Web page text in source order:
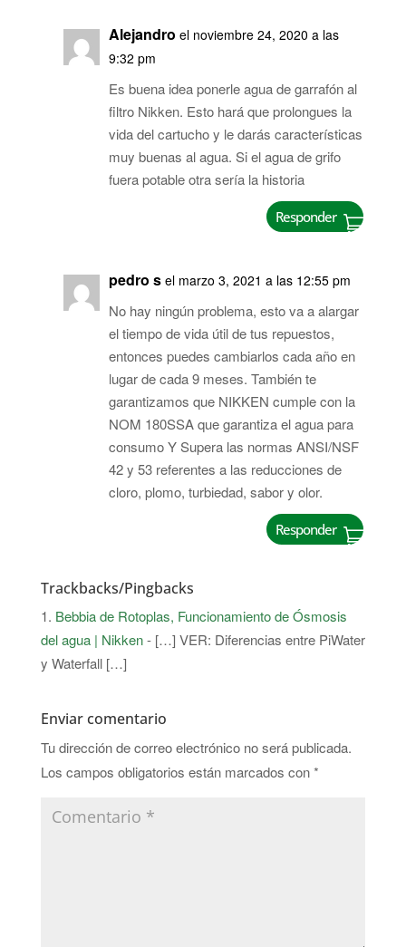
Alejandro el noviembre 24, 2020 a las
9:32 pm
Es buena idea ponerle agua de garrafón al
filtro Nikken. Esto hará que prolongues la
vida del cartucho y le darás características
muy buenas al agua. Si el agua de grifo
fuera potable otra sería la historia
Responder
pedro s el marzo 3, 2021 a las 12:55 pm
No hay ningún problema, esto va a alargar
el tiempo de vida útil de tus repuestos,
entonces puedes cambiarlos cada año en
lugar de cada 9 meses. También te
garantizamos que NIKKEN cumple con la
NOM 180SSA que garantiza el agua para
consumo Y Supera las normas ANSI/NSF
42 y 53 referentes a las reducciones de
cloro, plomo, turbiedad, sabor y olor.
Responder
Trackbacks/Pingbacks
Bebbia de Rotoplas, Funcionamiento de Ósmosis
del agua | Nikken- […] VER: Diferencias entre PiWater
y Waterfall […]
Enviar comentario
Tu dirección de correo electrónico no será publicada.
Los campos obligatorios están marcados con*